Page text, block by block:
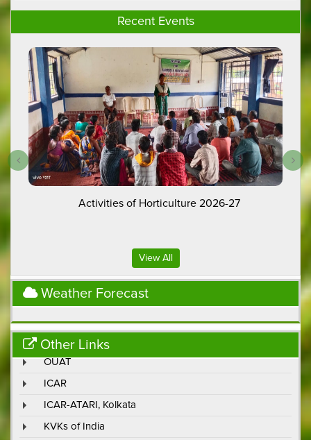
Recent Events
Activities of Horticulture 2026-27
View All
Weather Forecast
Other Links
OUAT
ICAR
ICAR-ATARI, Kolkata
KVKs of India